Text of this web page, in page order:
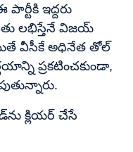
ఇద్దరు
లభిస్తేనే విజయ్
వీసీకే అధినేత తోల్
ప్రకటించకుండా,
క్లియర్ చేసే